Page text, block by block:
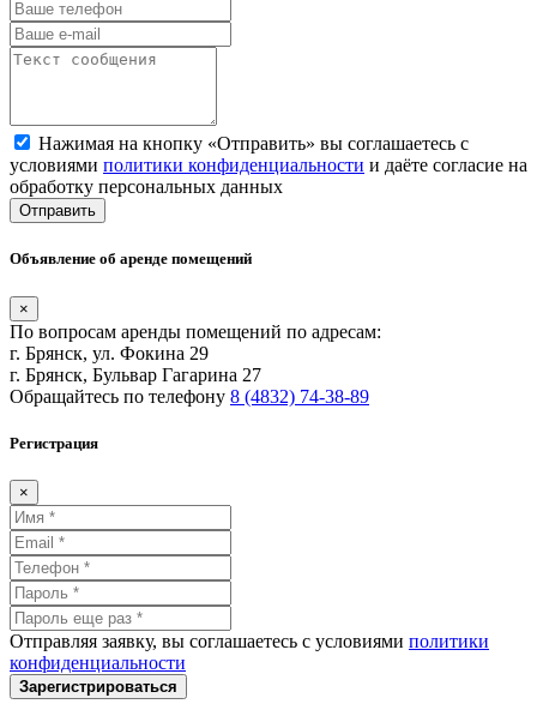
Нажимая на кнопку «Отправить» вы соглашаетесь с
условиями политики конфиденциальности и даёте согласие на
обработку персональных данных
Отправить
Объявление об аренде помещений
×
По вопросам аренды помещений по адресам:
г. Брянск, ул. Фокина 29
г. Брянск, Бульвар Гагарина 27
Обращайтесь по телефону 8 (4832) 74-38-89
Регистрация
×
Отправляя заявку, вы соглашаетесь с условиями политики
конфиденциальности
Зарегистрироваться